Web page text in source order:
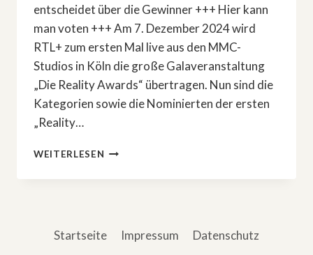
entscheidet über die Gewinner +++ Hier kann
man voten +++ Am 7. Dezember 2024 wird
RTL+ zum ersten Mal live aus den MMC-
Studios in Köln die große Galaveranstaltung
„Die Reality Awards“ übertragen. Nun sind die
Kategorien sowie die Nominierten der ersten
„Reality…
WEITERLESEN DAS
DIE
REALITY
Startseite Impressum
Datenschutz